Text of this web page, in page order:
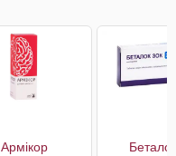
Армікор